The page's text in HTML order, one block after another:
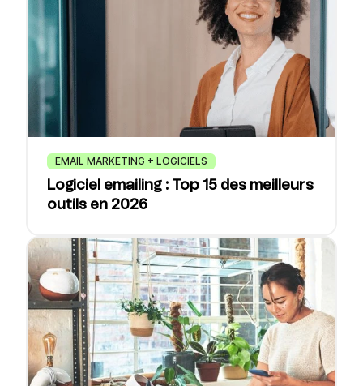
EMAIL MARKETING + LOGICIELS
Logiciel emailing : Top 15 des meilleurs
outils en 2026